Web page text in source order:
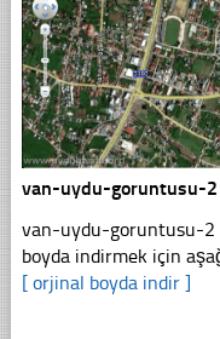
van-uydu-goruntusu-2
van-uydu-goruntusu-2
boyda indirmek için
[ orjinal boyda indir ]